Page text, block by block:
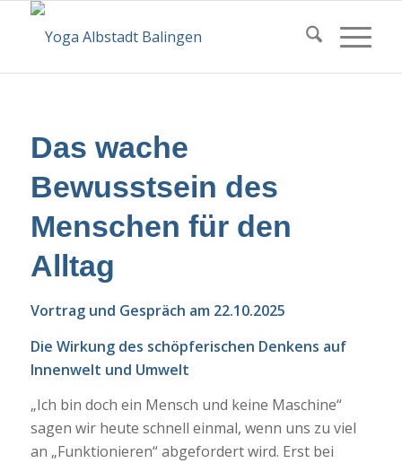
Das wache
Bewusstsein des
Menschen für den
Alltag
Vortrag und Gespräch am 22.10.2025
Die Wirkung des schöpferischen Denkens auf
Innenwelt und Umwelt
„Ich bin doch ein Mensch und keine Maschine“
sagen wir heute schnell einmal, wenn uns zu viel
an „Funktionieren“ abgefordert wird. Erst bei